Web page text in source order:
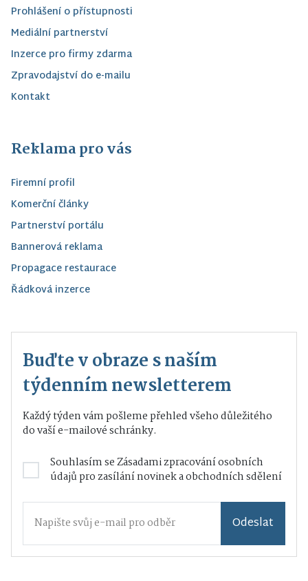
Prohlášení o přístupnosti
Mediální partnerství
Inzerce pro firmy zdarma
Zpravodajství do e-mailu
Kontakt
Reklama pro vás
Firemní profil
Komerční články
Partnerství portálu
Bannerová reklama
Propagace restaurace
Řádková inzerce
Buďte v obraze s naším
týdenním newsletterem
Každý týden vám pošleme přehled všeho důležitého
do vaší e-mailové schránky.
Souhlasím seZásadami zpracování osobních
údajůpro zasílání novinek a obchodních sdělení
Odeslat